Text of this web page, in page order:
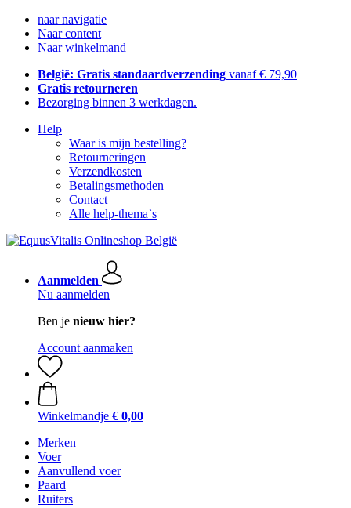
naar navigatie
Naar content
Naar winkelmand
België: Gratis standaardverzending vanaf € 79,90
Gratis retourneren
Bezorging binnen 3 werkdagen.
Help
Waar is mijn bestelling?
Retourneringen
Verzendkosten
Betalingsmethoden
Contact
Alle help-thema`s
Aanmelden
Nu aanmelden
Ben je nieuw hier?
Account aanmaken
Winkelmandje € 0,00
Merken
Voer
Aanvullend voer
Paard
Ruiters